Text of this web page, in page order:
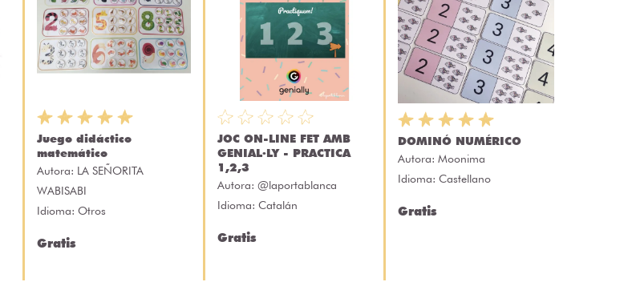
Juego didáctico
matemático
Autora: LA SEÑORITA
WABISABI
Idioma: Otros
Gratis
JOC ON-LINE FET AMB
GENIAL·LY - PRACTICA
1,2,3
Autora: @laportablanca
Idioma: Catalán
Gratis
DOMINÓ NUMÉRICO
Autora: Moonima
Idioma: Castellano
Gratis